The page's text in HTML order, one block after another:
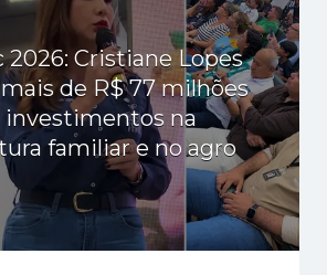
2026: Cristiane Lopes
de R$ 77 milhões
investimentos na
familiar e no agro